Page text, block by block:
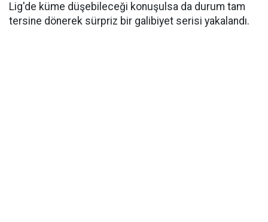
Lig'de küme düşebileceği konuşulsa da durum tam
tersine dönerek sürpriz bir galibiyet serisi yakalandı.